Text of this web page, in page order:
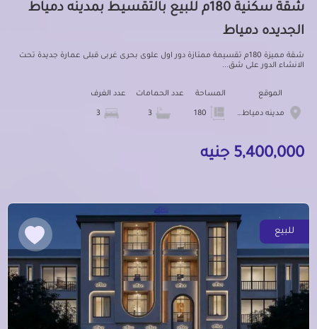
شقة سكنية 180م للبيع بالتقسيط بمدينه دمياط
الجديده دمياط
شقة مميزة 180م تقسيمة ممتازة دور اول علوى بحرى غربى قبلى عمارة جديدة تحت
الانشاء الدور على شق...
الموقع
مدينه دمياط الجديده
المساحة عدد الحمامات عدد الغرف
5,400,000 جنيه
للبيع